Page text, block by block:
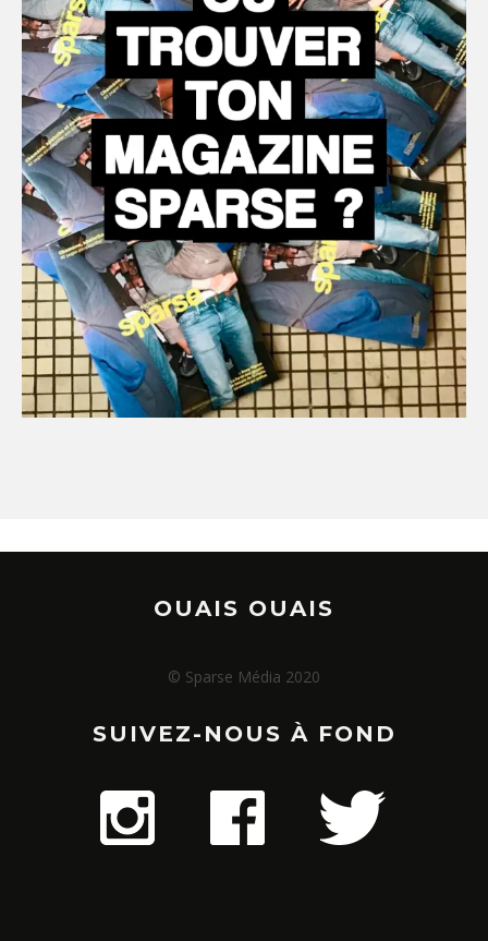
OUAIS OUAIS
© Sparse Média 2020
SUIVEZ-NOUS À FOND